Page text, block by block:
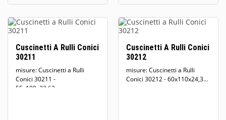
Cuscinetti A Rulli Conici
30211
misure: Cuscinetti a Rulli
Conici 30211 -
55x100x23,62...
Cuscinetti A Rulli Conici
30212
misure: Cuscinetti a Rulli
Conici 30212 - 60x110x24,3...